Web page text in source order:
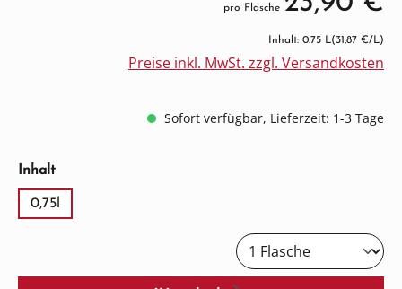
pro Flasche
Inhalt: 0.75 L(31,87 €/L)
Preise inkl. MwSt. zzgl. Versandkosten
Sofort verfügbar, Lieferzeit: 1-3 Tage
Inhaltauswählen
0,75l